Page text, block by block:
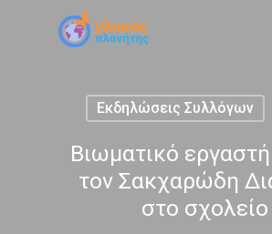
Εκδηλώσεις Συλλόγων
Βιωματικό
τον Σακχαρώδη
στο σχολείο